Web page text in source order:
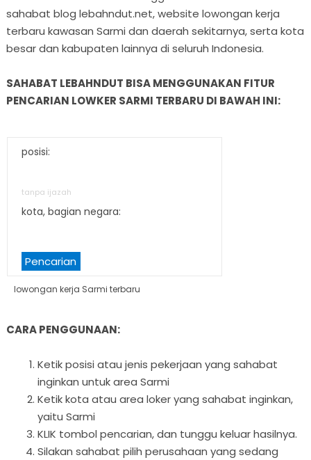
sahabat blog lebahndut.net, website lowongan kerja
terbaru kawasan Sarmi dan daerah sekitarnya, serta kota
besar dan kabupaten lainnya di seluruh Indonesia.
SAHABAT LEBAHNDUT BISA MENGGUNAKAN FITUR
PENCARIAN LOWKER SARMI TERBARU DI BAWAH INI:
posisi:
tanpa ijazah
kota, bagian negara:
Pencarian
lowongan kerja Sarmi terbaru
CARA PENGGUNAAN:
Ketik posisi atau jenis pekerjaan yang sahabat
inginkan untuk area Sarmi
Ketik kota atau area loker yang sahabat inginkan,
yaitu Sarmi
KLIK tombol pencarian, dan tunggu keluar hasilnya.
Silakan sahabat pilih perusahaan yang sedang